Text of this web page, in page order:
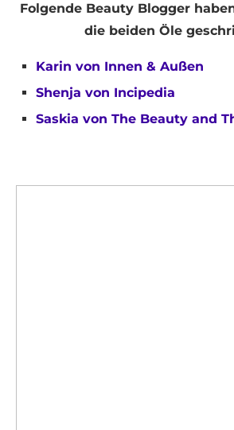
Folgende Beauty Blogger
die beiden Öle
Karin von Innen & Außen
Shenja von Incipedia
Saskia von The Beauty and